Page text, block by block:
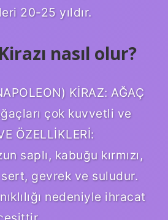
20-25 yıldır.
nasıl olur?
KİRAZ: AĞAÇ
çok kuvvetli ve
ÖZELLİKLERİ:
saplı, kabuğu kırmızı,
sert, gevrek ve suludur.
nedeniyle ihracat